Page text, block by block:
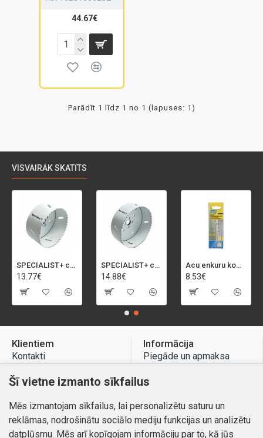
44.67€
Parādīt 1 līdz 1 no 1 (lapuses: 1)
VISVAIRĀK SKATĪTS
SPECIALIST+ caurumu zāģis BI-METAL, 92 mm
13.77€
SPECIALIST+ caurumu zāģis BI-METAL, 98 mm
14.88€
Acu enkuru komplekts, 3-13 mm, Rapid, 12 gab.
8.53€
Klientiem
Kontakti
Preču atgriešana
Mans profils
Pasūtījumi
Informācija
Piegāde un apmaksa
Atteikuma tiesības
Kontakti
Šī vietne izmanto sīkfailus
Mēs izmantojam sīkfailus, lai personalizētu saturu un
reklāmas, nodrošinātu sociālo mediju funkcijas un analizētu
datplūsmu. Mēs arī kopīgojam informāciju par to, kā jūs